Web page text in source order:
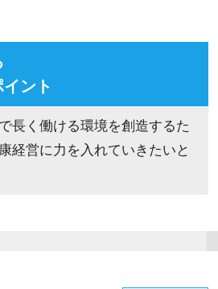
ント
長く働ける環境を創造するた
経営に力を入れていきたいと